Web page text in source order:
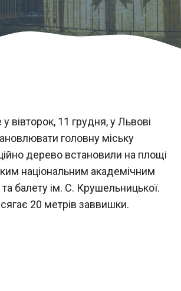
вівторок, 11 грудня, у Львові
головну міську
дерево встановили на площі
національним академічним
балету ім. С. Крушельницької.
20 метрів заввишки.